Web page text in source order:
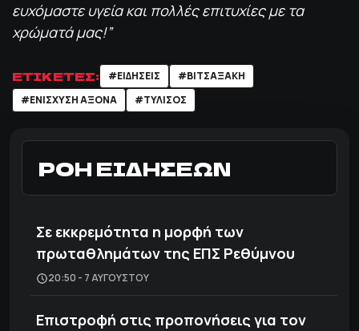
ευχόμαστε υγεία και πολλές επιτυχίες με τα
χρώματά μας!”
ΕΤΙΚΕΤΕΣ: #EΙΔΉΣΕΙΣ
#ΒΙΤΣΑΞΆΚΗ
#ΕΝΊΣΧΥΣΗ ΆΞΟΝΑ
#ΤΥΛΙΣΟΣ
ΡΟΗ ΕΙΔΗΣΕΩΝ
Σε εκκρεμότητα η μορφή των
πρωταθλημάτων της ΕΠΣ Ρεθύμνου
20:50 - 7 ΑΥΓΟΎΣΤΟΥ
Επιστροφή στις προπονήσεις για τον